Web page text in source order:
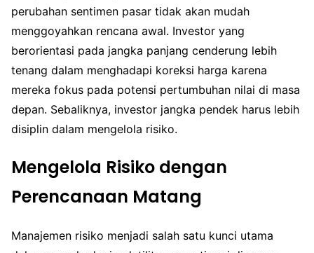
perubahan sentimen pasar tidak akan mudah
menggoyahkan rencana awal. Investor yang
berorientasi pada jangka panjang cenderung lebih
tenang dalam menghadapi koreksi harga karena
mereka fokus pada potensi pertumbuhan nilai di masa
depan. Sebaliknya, investor jangka pendek harus lebih
disiplin dalam mengelola risiko.
Mengelola Risiko dengan
Perencanaan Matang
Manajemen risiko menjadi salah satu kunci utama